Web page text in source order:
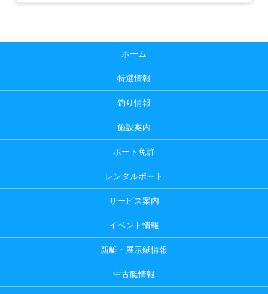
ホーム
特選情報
釣り情報
施設案内
ボート免許
レンタルボート
サービス案内
イベント情報
新艇・展示艇情報
中古艇情報